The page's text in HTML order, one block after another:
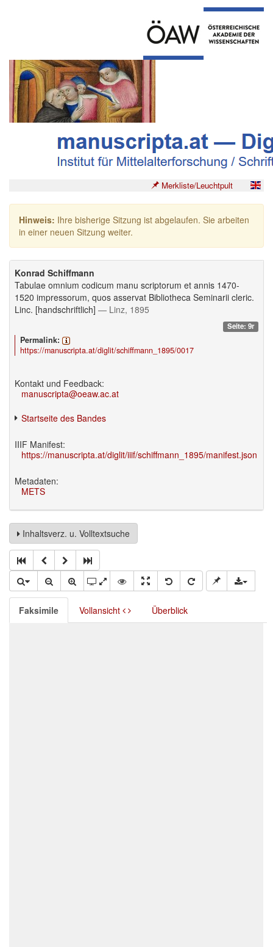
Merkliste/Leuchtpult
Hinweis: Ihre bisherige Sitzung ist abgelaufen. Sie arbeiten
in einer neuen Sitzung weiter.
Konrad Schiffmann
Tabulae omnium codicum manu scriptorum et annis 1470-
1520 impressorum, quos asservat Bibliotheca Seminarii cleric.
Linc. [handschriftlich] — Linz, 1895
Seite: 9r
Permalink:
https://manuscripta.at/diglit/schiffmann_1895/0017
Kontakt und Feedback:
manuscripta@oeaw.ac.at
Startseite des Bandes
IIIF Manifest:
https://manuscripta.at/diglit/iiif/schiffmann_1895/manifest.json
Metadaten:
METS
Inhaltsverz. u. Volltextsuche
Faksimile Vollansicht Überblick